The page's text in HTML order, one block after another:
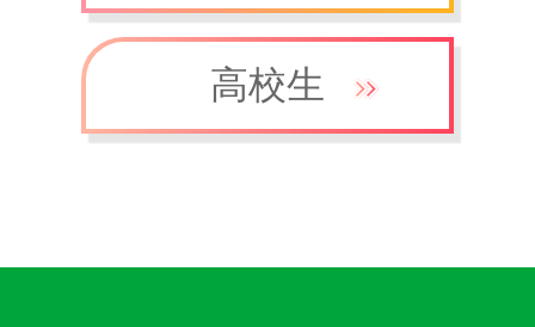
高校生